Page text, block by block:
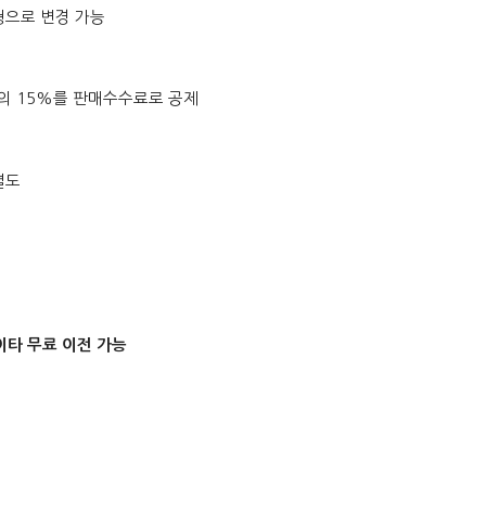
로 변경 가능
15%를 판매수수료로 공제
도
무료 이전 가능